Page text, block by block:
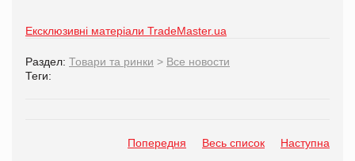
Ексклюзивні матеріали TradeMaster.ua
Раздел: Товари та ринки > Все новости
Теги:
Попередня Весь список Наступна